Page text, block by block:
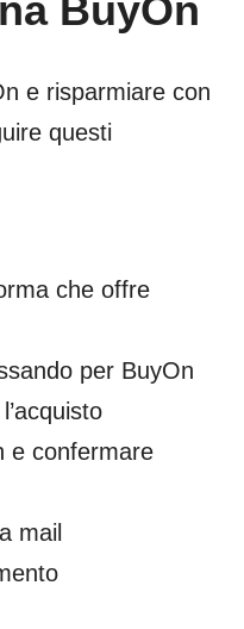
BuyOn
e risparmiare con
questi
che offre
per BuyOn
e confermare
mail